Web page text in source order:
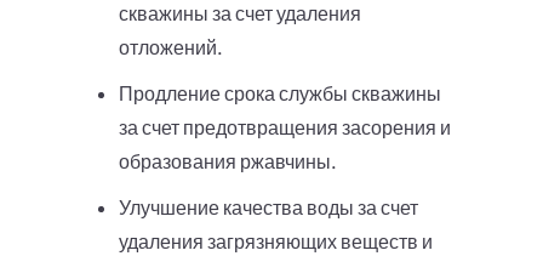
скважины за счет удаления
отложений.
Продление срока службы скважины
за счет предотвращения засорения и
образования ржавчины.
Улучшение качества воды за счет
удаления загрязняющих веществ и